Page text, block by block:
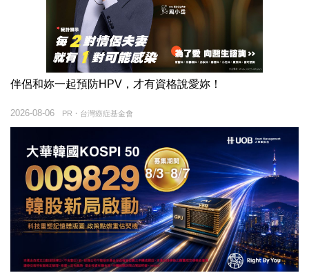
伴侶和妳一起預防HPV，才有資格說愛妳！
PR・台灣癌症基金會
2026-08-06